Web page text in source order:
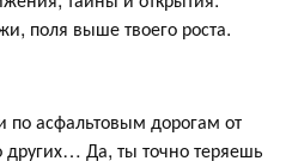
поля выше твоего роста.
по асфальтовым дорогам от
Да, ты точно теряешь